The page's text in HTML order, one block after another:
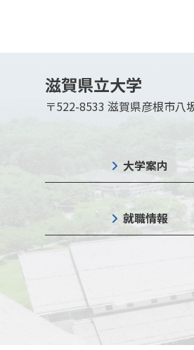
滋賀県立大学
〒522-8533 滋賀県彦根市八
大学案内
就職情報